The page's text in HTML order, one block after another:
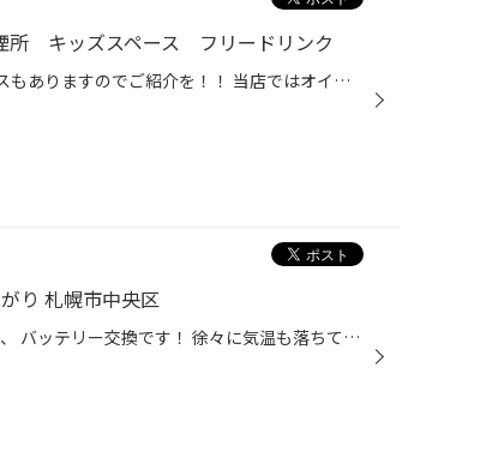
所 キッズスペース フリードリンク
当店で作業をお待ちしていただくスペースもありますのでご紹介を！！ 当店ではオイル交換やタイヤ交換はもちろんその他作業も受け付けてはいますが その間にどうしてもお時間をいただいてしまうこともあります。 そんな中、お客様が快適に過ごせる空間を作るのも私たちの役目だと思っております！！...
り 札幌市中央区
みなさまこんにちは！ 本日ご紹介は、、、 バッテリー交換です！ 徐々に気温も落ちていくとバッテリーも弱まってしまうんです。。。 実は夏の暑い時期をすぎ秋口から冬場にかけて気温が落ちてくると、 バッテリー上がりが多く発生してしまいます。。。 バッテリーは暑くても寒くても弱ってしまうも...